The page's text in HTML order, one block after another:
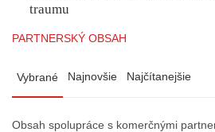
traumu
PARTNERSKÝ OBSAH
Vybrané Najnovšie Najčítanejšie
Obsah spolupráce s komerčnými